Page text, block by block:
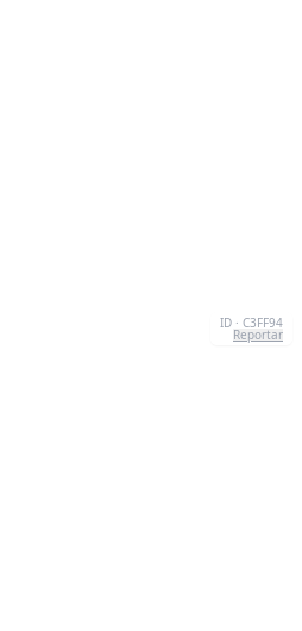
ID · C3FF94
Reportar